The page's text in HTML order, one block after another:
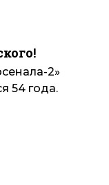
2»
54 года.